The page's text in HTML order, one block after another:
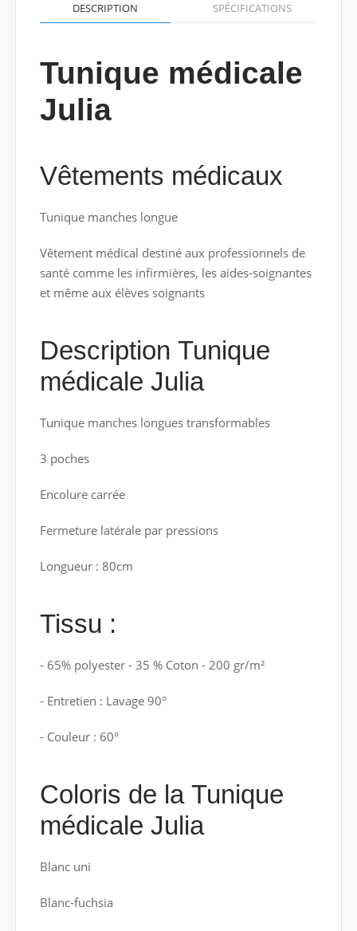
DESCRIPTION SPÉCIFICATIONS
Tunique médicale
Julia
Vêtements médicaux
Tunique manches longue
Vêtement médical destiné aux professionnels de
santé comme les infirmières, les aides-soignantes
et même aux élèves soignants
Description Tunique
médicale Julia
Tunique manches longues transformables
3 poches
Encolure carrée
Fermeture latérale par pressions
Longueur : 80cm
Tissu :
- 65% polyester - 35 % Coton - 200 gr/m²
- Entretien : Lavage 90°
- Couleur : 60°
Coloris de la Tunique
médicale Julia
Blanc uni
Blanc-fuchsia